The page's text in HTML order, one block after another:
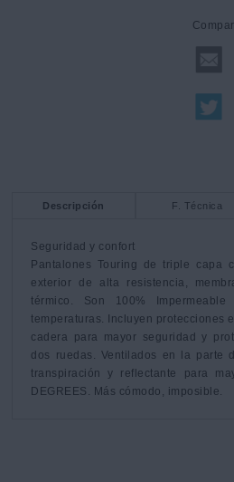
Descripción F. Técnica
Seguridad y confort
Pantalones Touring de triple capa
exterior de alta resistencia,
térmico. Son 100%
temperaturas. Incluyen protecciones
cadera para mayor seguridad y
dos ruedas. Ventilados en la parte
transpiración y reflectante para
DEGREES. Más cómodo, imposible.